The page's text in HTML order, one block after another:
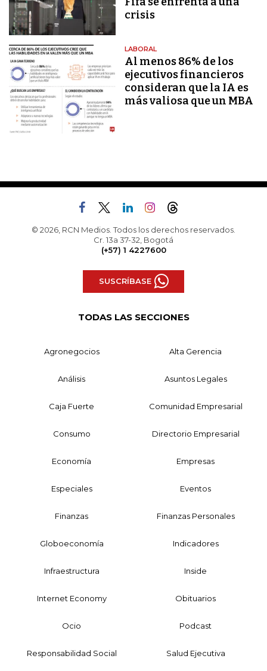
crisis
LABORAL
Al menos 86% de los
ejecutivos financieros
consideran que la IA es
más valiosa que un MBA
© 2026, RCN Medios. Todos los derechos reservados.
Cr. 13a 37-32, Bogotá
(+57) 1 4227600
SUSCRÍBASE
TODAS LAS SECCIONES
Agronegocios Alta Gerencia
Análisis Asuntos Legales
Caja Fuerte Comunidad Empresarial
Consumo Directorio Empresarial
Economía Empresas
Especiales Eventos
Finanzas Finanzas Personales
Globoeconomía Indicadores
Infraestructura Inside
Internet Economy Obituarios
Ocio Podcast
Responsabilidad Social Salud Ejecutiva